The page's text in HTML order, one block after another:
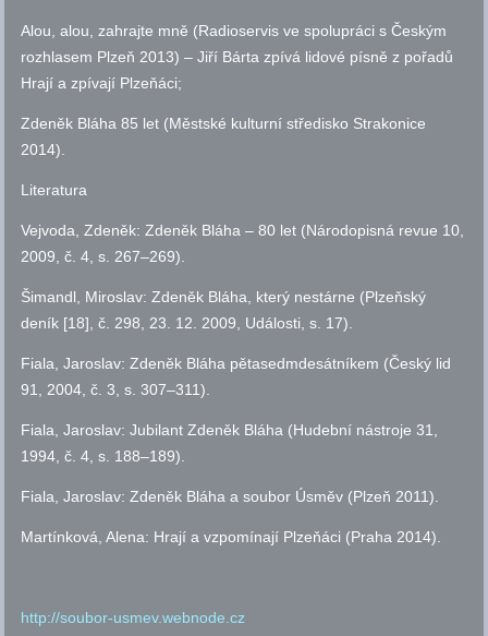
Alou, alou, zahrajte mně (Radioservis ve spolupráci s Českým
rozhlasem Plzeň 2013) – Jiří Bárta zpívá lidové písně z pořadů
Hrají a zpívají Plzeňáci;
Zdeněk Bláha 85 let (Městské kulturní středisko Strakonice
2014).
Literatura
Vejvoda, Zdeněk: Zdeněk Bláha – 80 let (Národopisná revue 10,
2009,č. 4, s. 267–269).
Šimandl, Miroslav: Zdeněk Bláha, který nestárne (Plzeňský
deník [18],č. 298, 23. 12. 2009, Události, s. 17).
Fiala, Jaroslav: Zdeněk Bláha pětasedmdesátníkem (Český lid
91, 2004,č. 3, s. 307–311).
Fiala, Jaroslav: Jubilant Zdeněk Bláha (Hudební nástroje 31,
1994,č. 4, s. 188–189).
Fiala, Jaroslav: Zdeněk Bláha a soubor Úsměv (Plzeň 2011).
Martínková, Alena: Hrají a vzpomínají Plzeňáci (Praha 2014).
http://soubor-usmev.webnode.cz